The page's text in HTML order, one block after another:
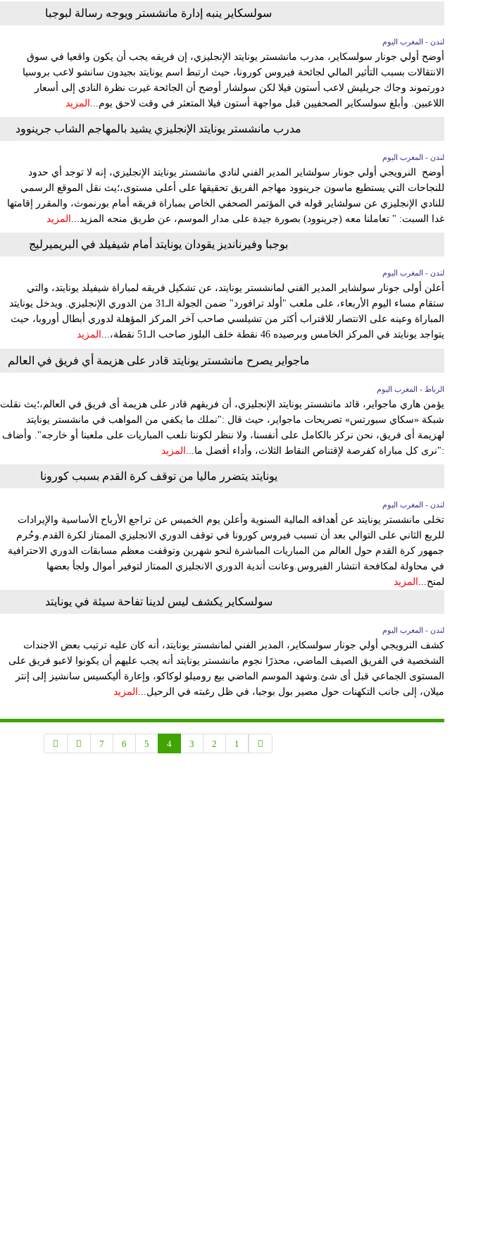
سولسكاير ينبه إدارة مانشستر ويوجه رسالة لبوجبا
لندن - المغرب اليوم
أوضح أولي جونار سولسكاير، مدرب مانشستر يونايتد الإنجليزي، إن فريقه يجب أن يكون واقعيا في سوق
الانتقالات بسبب التأثير المالي لجائحة فيروس كورونا، حيث ارتبط اسم يونايتد بجيدون سانشو لاعب بروسيا
دورتموند وجاك جريليش لاعب أستون فيلا لكن سولشار أوضح أن الجائحة غيرت نظرة النادي إلى أسعار
اللاعبين. وأبلغ سولسكاير الصحفيين قبل مواجهة أستون فيلا المتعثر في وقت لاحق يوم... المزيد
مدرب مانشستر يونايتد الإنجليزي يشيد بالمهاجم الشاب جرينوود
لندن - المغرب اليوم
أوضح النرويجي أولي جونار سولشاير المدير الفني لنادي مانشستر يونايتد الإنجليزي، إنه لا توجد أي حدود
للنجاحات التي يستطيع ماسون جرينوود مهاجم الفريق تحقيقها على أعلى مستوى،؛يث نقل الموقع الرسمي
للنادي الإنجليزي عن سولشاير قوله في المؤتمر الصحفي الخاص بمباراة فريقه أمام بورنموث، والمقرر إقامتها
غدا السبت: " تعاملنا معه (جرينوود) بصورة جيدة على مدار الموسم، عن طريق منحه المزيد...
المزيد
بوجبا وفيرنانديز يقودان يونايتد أمام شيفيلد في البريميرليج
لندن - المغرب اليوم
أعلن أولى جونار سولشاير المدير الفني لمانشستر يونايتد، عن تشكيل فريقه لمباراة شيفيلد يونايتد، والتي
ستقام مساء اليوم الأربعاء، على ملعب "أولد ترافورد" ضمن الجولة الـ31 من الدوري الإنجليزي. ويدخل يونايتد
المباراة وعينه على الانتصار للاقتراب أكثر من تشيلسي صاحب آخر المركز المؤهلة لدوري أبطال أوروبا، حيث
يتواجد يونايتد في المركز الخامس وبرصيده 46 نقطة خلف البلوز صاحب الـ51 نقطة،...
المزيد
ماجواير يصرح مانشستر يونايتد قادر على هزيمة أي فريق في العالم
الرباط - المغرب اليوم
يؤمن هاري ماجواير، قائد مانشستر يونايتد الإنجليزي، أن فريقهم قادر على هزيمة أى فريق في العالم،؛يث نقلت
شبكة «سكاي سبورتس» تصريحات ماجواير، حيث قال :"نملك ما يكفي من المواهب في مانشستر يونايتد
لهزيمة أى فريق، نحن نركز بالكامل على أنفسنا، ولا ننظر لكوننا نلعب المباريات على ملعبنا أو خارجه". وأضاف
:"نرى كل مباراة كفرصة لإقتناص النقاط الثلاث، وأداء أفضل ما...
المزيد
يونايتد يتضرر ماليا من توقف كرة القدم بسبب كورونا
لندن - المغرب اليوم
تخلى مانشستر يونايتد عن أهدافه المالية السنوية وأعلن يوم الخميس عن تراجع الأرباح الأساسية والإيرادات
للربع الثاني على التوالي بعد أن تسبب فيروس كورونا في توقف الدوري الانجليزي الممتاز لكرة القدم.وحُرم
جمهور كرة القدم حول العالم من المباريات المباشرة لنحو شهرين وتوقفت معظم مسابقات الدوري الاحترافية
في محاولة لمكافحة انتشار الفيروس.وعانت أندية الدوري الانجليزي الممتاز لتوفير أموال ولجأ بعضها
لمنح... المزيد
سولسكاير يكشف ليس لدينا تفاحة سيئة في يونايتد
لندن - المغرب اليوم
كشف النرويجي أولي جونار سولسكاير، المدير الفني لمانشستر يونايتد، أنه كان عليه ترتيب بعض الاجندات
الشخصية في الفريق الصيف الماضي، محذرًا نجوم مانشستر يونايتد أنه يجب عليهم أن يكونوا لاعبو فريق على
المستوى الجماعي قبل أى شئ.وشهد الموسم الماضي بيع روميلو لوكاكو، وإعارة أليكسيس سانشيز إلى إنتر
ميلان، إلى جانب التكهنات حول مصير بول بوجبا، في ظل رغبته في الرحيل... المزيد
1
2
3
4
5
6
7